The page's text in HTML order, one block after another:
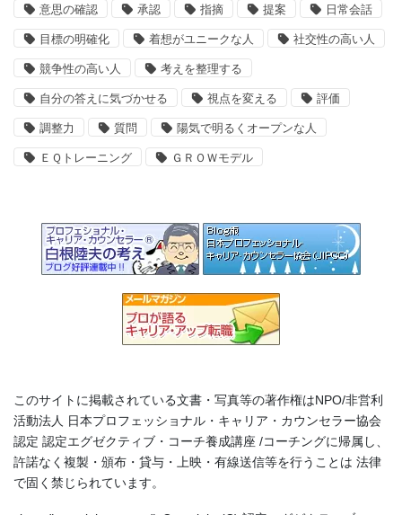
意思の確認 承認 指摘 提案 日常会話
目標の明確化 着想がユニークな人 社交性の高い人
競争性の高い人 考えを整理する
自分の答えに気づかせる 視点を変える 評価
調整力 質問 陽気で明るくオープンな人
ＥＱトレーニング ＧＲＯＷモデル
このサイトに掲載されている文書・写真等の著作権はNPO/非営利
活動法人 日本プロフェッショナル・キャリア・カウンセラー協会
認定 認定エグゼクティブ・コーチ養成講座 /コーチングに帰属し、
許諾なく複製・頒布・貸与・上映・有線送信等を行うことは 法律
で固く禁じられています。